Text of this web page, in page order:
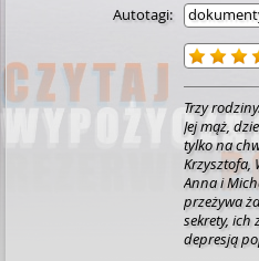
Autotagi:
Trzy
Jej mąż,
tylko na
Krzysztofa,
Anna i
przeżywa
sekrety, ich
depresją